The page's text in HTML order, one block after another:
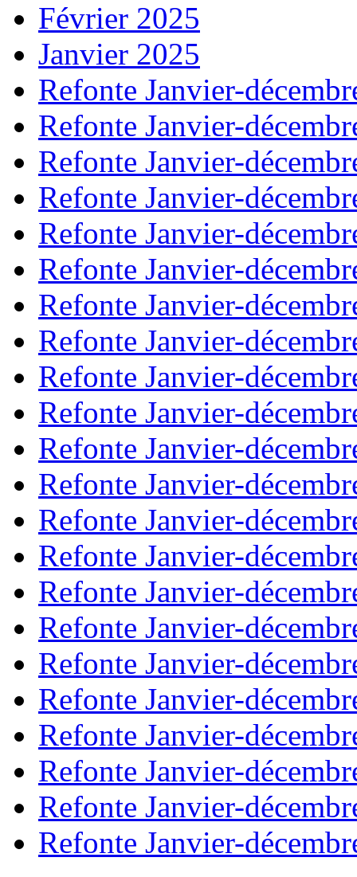
Février 2025
Janvier 2025
Refonte Janvier-
Refonte Janvier-
Refonte Janvier-
Refonte Janvier-
Refonte Janvier-
Refonte Janvier-
Refonte Janvier-
Refonte Janvier-
Refonte Janvier-
Refonte Janvier-
Refonte Janvier-
Refonte Janvier-
Refonte Janvier-
Refonte Janvier-
Refonte Janvier-
Refonte Janvier-
Refonte Janvier-
Refonte Janvier-
Refonte Janvier-
Refonte Janvier-
Refonte Janvier-
Refonte Janvier-